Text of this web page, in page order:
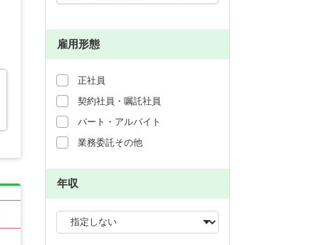
雇用形態
正社員
契約社員・嘱託社員
パート・アルバイト
業務委託その他
年収